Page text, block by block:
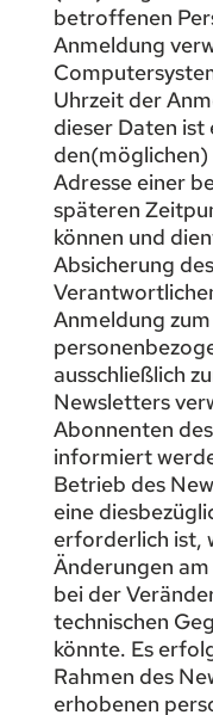
betroffenen
Anmeldung
Uhrzeit der
dieser Daten
Adresse einer
späteren
können und
Absicherung
Anmeldung
ausschließlich
Newsletters
Abonnenten
informiert
Betrieb des
eine
erforderlich ist,
Änderungen
bei der
technischen
könnte. Es
Rahmen des
erhobenen